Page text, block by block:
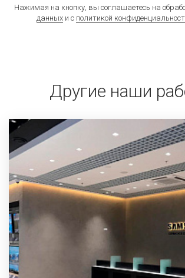
Нажимая на кнопку, вы соглашаетесь на
данных и с политикой
Другие наши